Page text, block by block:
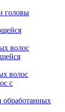
головы
волос
волос
с
обработанных